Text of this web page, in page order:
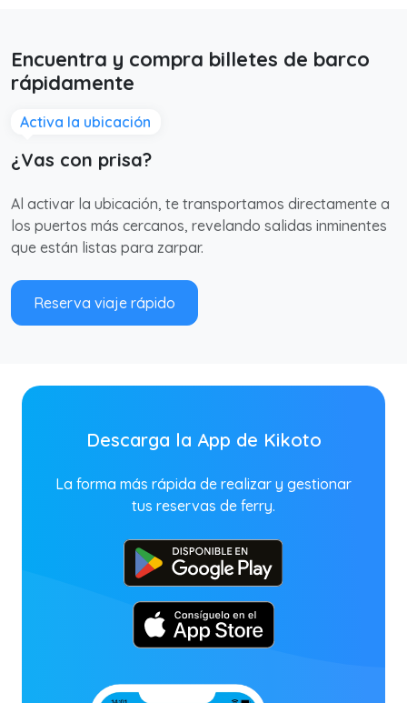
Encuentra y compra billetes de barco
rápidamente
Activa la ubicación
¿Vas con prisa?
Al activar la ubicación, te transportamos directamente a
los puertos más cercanos, revelando salidas inminentes
que están listas para zarpar.
Reserva viaje rápido
Descarga la App de Kikoto
La forma más rápida de realizar y gestionar
tus reservas de ferry.